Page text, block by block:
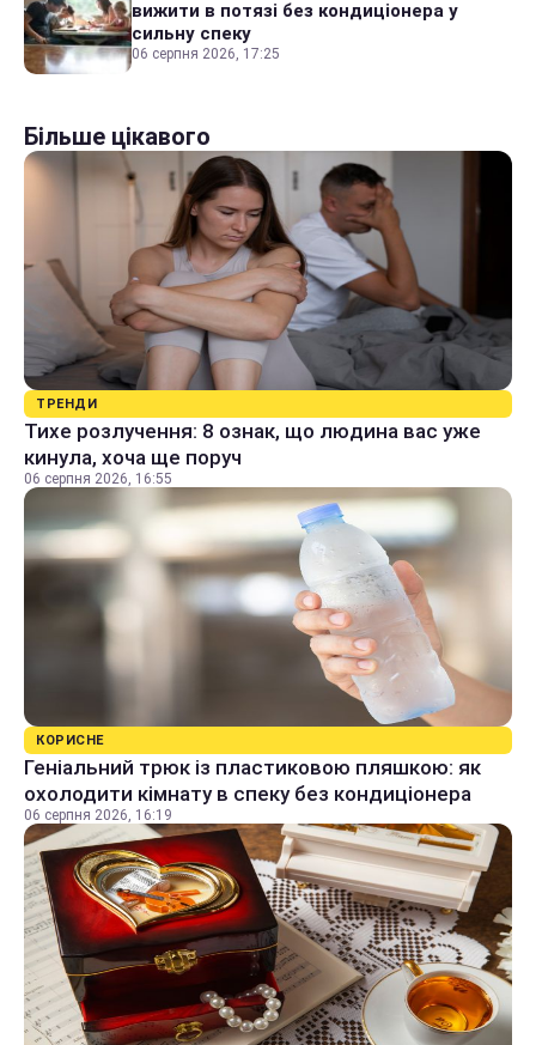
вижити в потязі без кондиціонера у
сильну спеку
06 серпня 2026, 17:25
Більше цікавого
ТРЕНДИ
Тихе розлучення: 8 ознак, що людина вас уже
кинула, хоча ще поруч
06 серпня 2026, 16:55
КОРИСНЕ
Геніальний трюк із пластиковою пляшкою: як
охолодити кімнату в спеку без кондиціонера
06 серпня 2026, 16:19